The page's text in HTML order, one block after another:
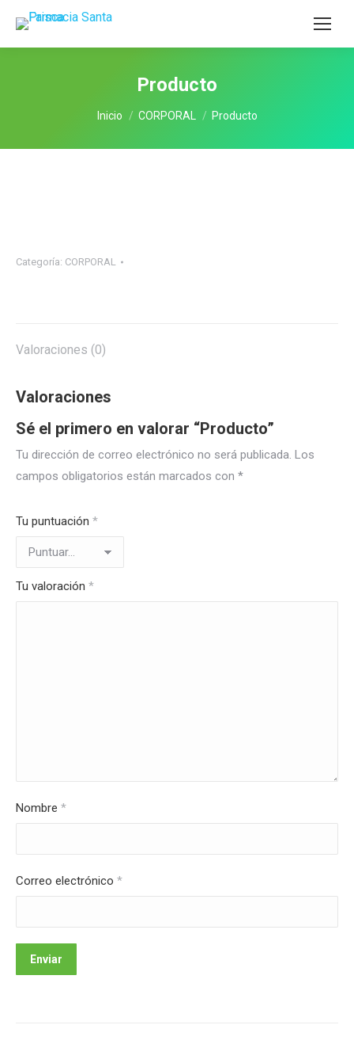
Producto
Estás aquí:
Inicio CORPORAL Producto
Categoría: CORPORAL
Valoraciones (0)
Valoraciones
Sé el primero en valorar “Producto”
Tu dirección de correo electrónico no será publicada. Los
campos obligatorios están marcados con *
Tu puntuación *
Tu valoración *
Nombre *
Correo electrónico *